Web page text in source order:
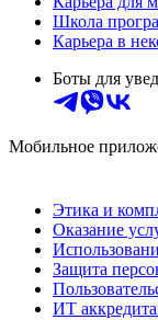
Школа
Карьера в
Боты для
Мобильное
Этика и
Оказание
Защита
ИТ